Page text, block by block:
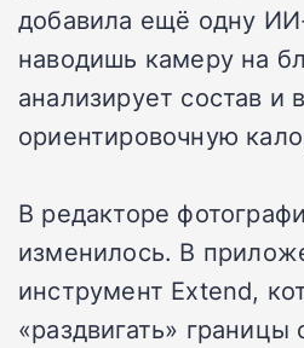
добавила ещё одну
наводишь камеру на
анализирует состав и
ориентировочную
В редакторе
изменилось. В
инструмент Extend,
«раздвигать» границы